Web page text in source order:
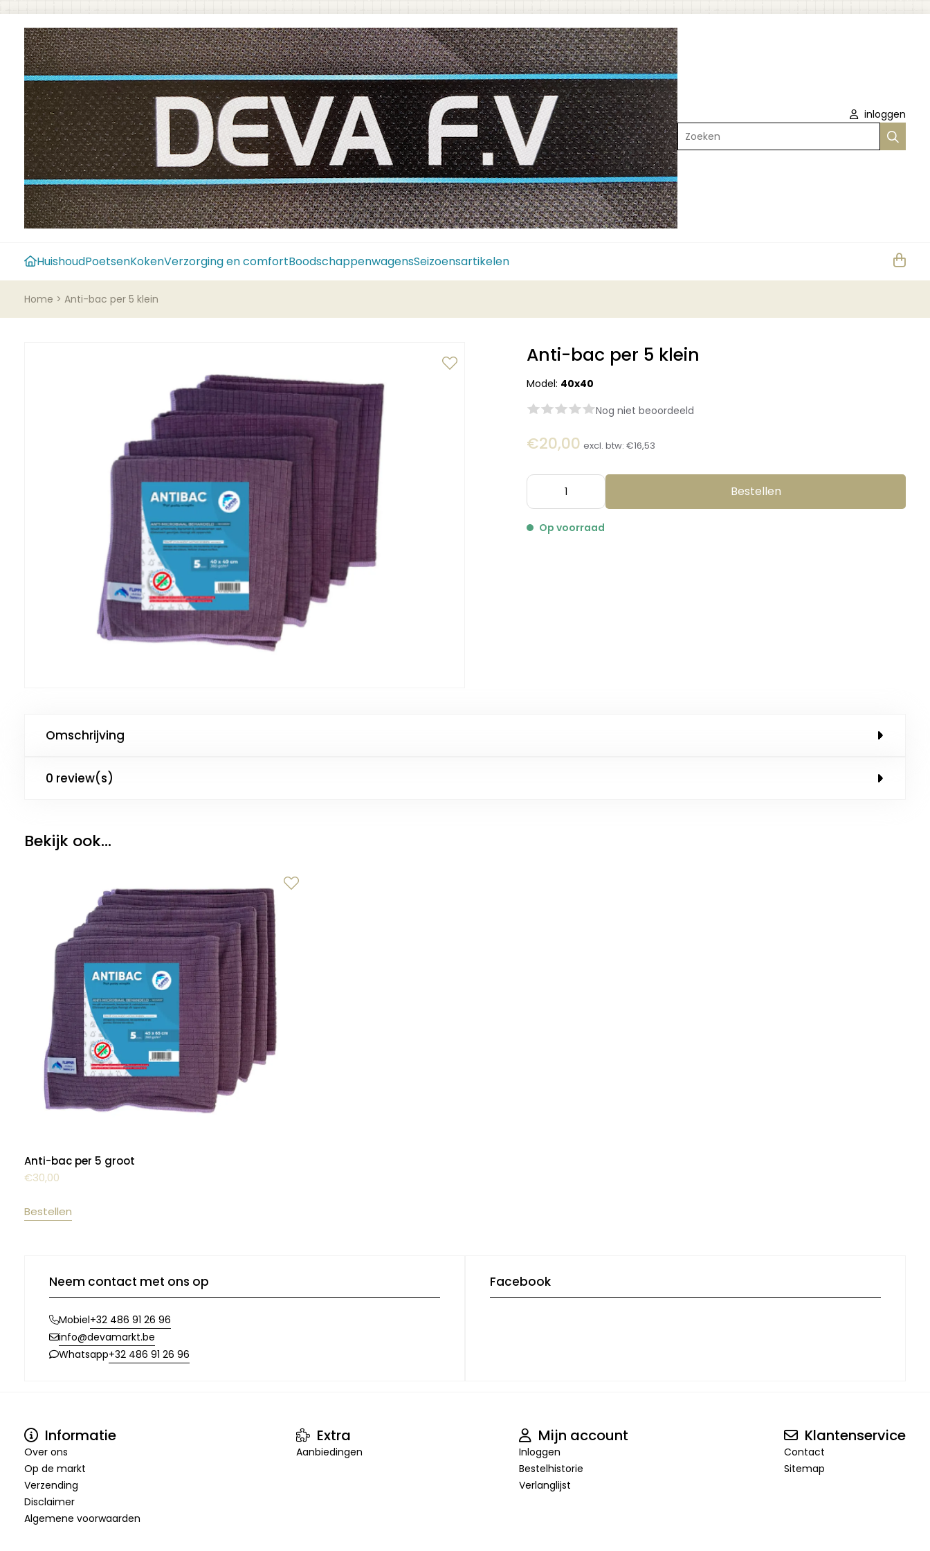
inloggen
Zoeken
HuishoudPoetsenKokenVerzorging en comfortBoodschappenwagensSeizoensartikelen
Home > Anti-bac per 5 klein
Anti-bac per 5 klein
Model: 40x40
Nog niet beoordeeld
€20,00 excl. btw:€16,53
Bestellen
Op voorraad
Omschrijving
0 review(s)
Bekijk ook...
Anti-bac per 5 groot
€30,00
Bestellen
Neem contact met ons op
Mobiel+32 486 91 26 96
info@devamarkt.be
Whatsapp+32 486 91 26 96
Facebook
Informatie
Over ons
Op de markt
Verzending
Disclaimer
Algemene voorwaarden
Extra
Aanbiedingen
Mijn account
Inloggen
Bestelhistorie
Verlanglijst
Klantenservice
Contact
Sitemap